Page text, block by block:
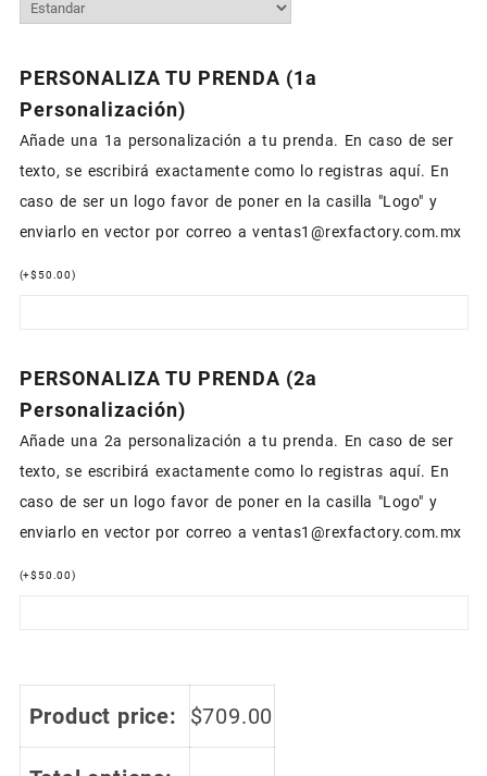
PERSONALIZA TU PRENDA (1a
Personalización)
Añade una 1a personalización a tu prenda. En caso de ser
texto, se escribirá exactamente como lo registras aquí. En
caso de ser un logo favor de poner en la casilla "Logo" y
enviarlo en vector por correo a ventas1@rexfactory.com.mx
(+$50.00)
PERSONALIZA TU PRENDA (2a
Personalización)
Añade una 2a personalización a tu prenda. En caso de ser
texto, se escribirá exactamente como lo registras aquí. En
caso de ser un logo favor de poner en la casilla "Logo" y
enviarlo en vector por correo a ventas1@rexfactory.com.mx
(+$50.00)
Product price: $709.00